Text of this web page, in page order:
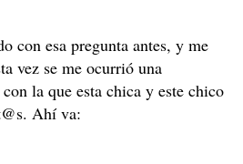
con esa pregunta antes, y me
vez se me ocurrió una
la que esta chica y este chico
Ahí va: